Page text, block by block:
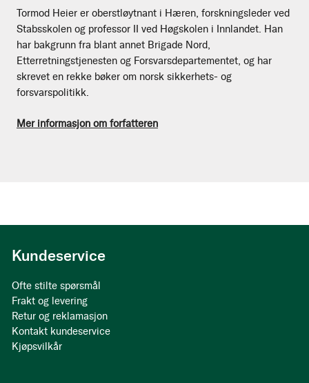
Tormod Heier er oberstløytnant i Hæren, forskningsleder ved
Stabsskolen og professor II ved Høgskolen i Innlandet. Han
har bakgrunn fra blant annet Brigade Nord,
Etterretningstjenesten og Forsvarsdepartementet, og har
skrevet en rekke bøker om norsk sikkerhets- og
forsvarspolitikk.
Mer informasjon om forfatteren
Kundeservice
Ofte stilte spørsmål
Frakt og levering
Retur og reklamasjon
Kontakt kundeservice
Kjøpsvilkår